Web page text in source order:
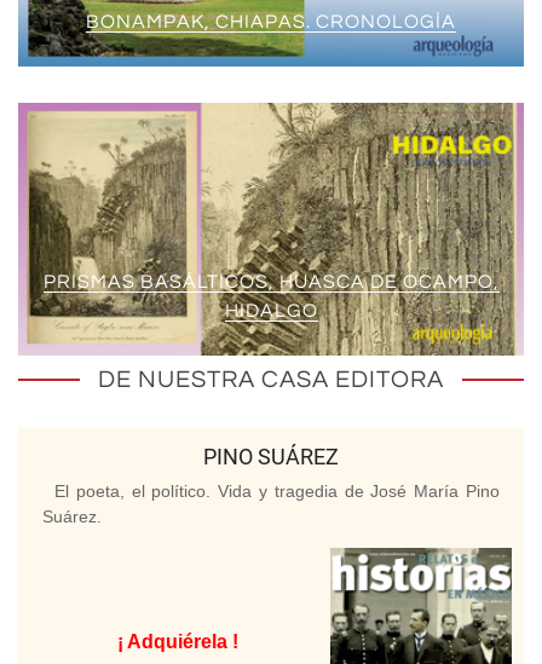
BONAMPAK, CHIAPAS. CRONOLOGÍA
PRISMAS BASÁLTICOS, HUASCA DE OCAMPO,
HIDALGO
DE NUESTRA CASA EDITORA
PINO SUÁREZ
El poeta, el político. Vida y tragedia de José María Pino
Suárez.
¡ Adquiérela !